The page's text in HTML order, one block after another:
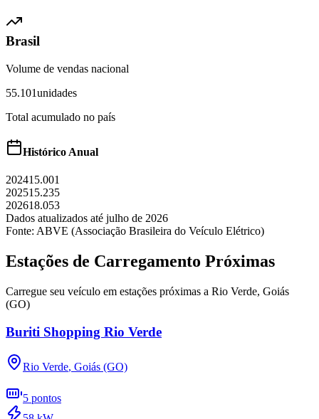
Brasil
Volume de vendas nacional
55.101unidades
Total acumulado no país
Histórico Anual
202415.001
202515.235
202618.053
Dados atualizados até julho de 2026
Fonte: ABVE (Associação Brasileira do Veículo Elétrico)
Estações de Carregamento Próximas
Carregue seu veículo em estações próximas a Rio Verde, Goiás
(GO)
Buriti Shopping Rio Verde
Rio Verde, Goiás (GO)
5 pontos